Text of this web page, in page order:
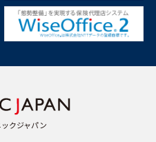
クジャパン